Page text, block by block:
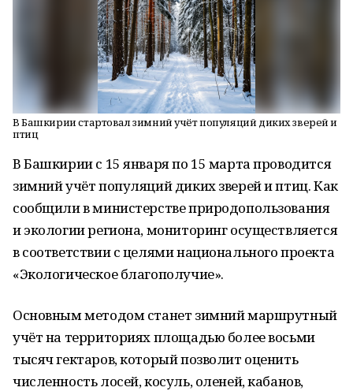
В Башкирии стартовал зимний учёт популяций диких зверей и
птиц
В Башкирии с 15 января по 15 марта проводится
зимний учёт популяций диких зверей и птиц. Как
сообщили в министерстве природопользования
и экологии региона, мониторинг осуществляется
в соответствии с целями национального проекта
«Экологическое благополучие».
Основным методом станет зимний маршрутный
учёт на территориях площадью более восьми
тысяч гектаров, который позволит оценить
численность лосей, косуль, оленей, кабанов,